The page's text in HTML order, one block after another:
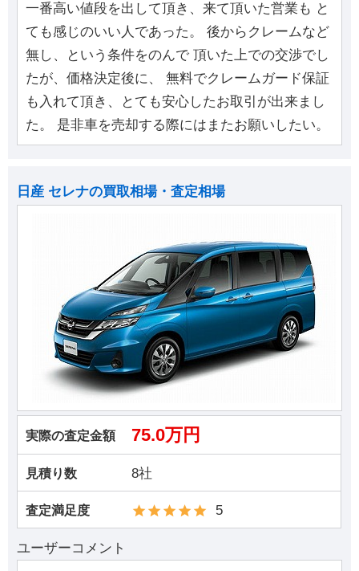
一番高い値段を出して頂き、来て頂いた営業も と
ても感じのいい人であった。 後からクレームなど
無し、という条件をのんで 頂いた上での交渉でし
たが、価格決定後に、 無料でクレームガード保証
も入れて頂き、とても安心したお取引が出来まし
た。 是非車を売却する際にはまたお願いしたい。
日産 セレナの買取相場・査定相場
実際の査定金額 75.0万円
見積り数 8社
査定満足度 5
ユーザーコメント